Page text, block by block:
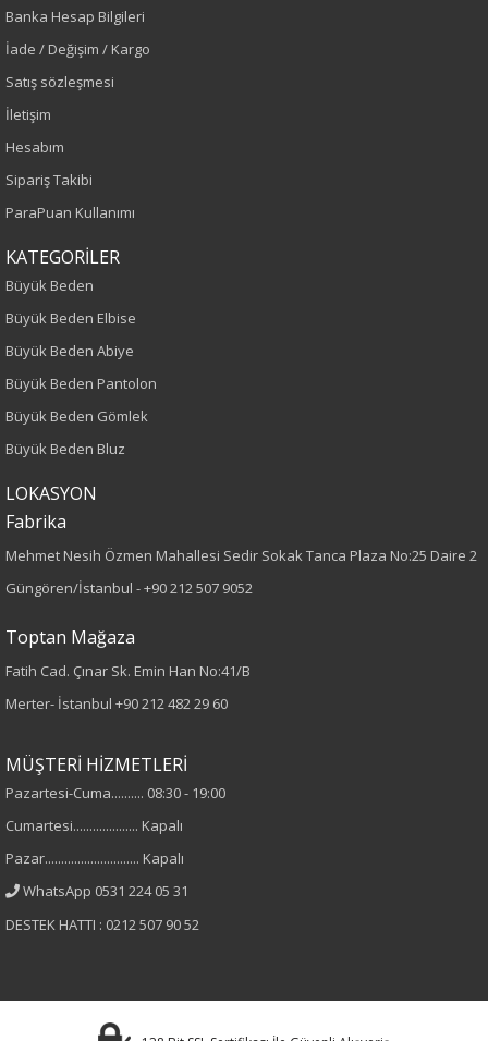
Siyah
İlkbahar-Yaz
Yaş Grubu
Yetişkin
Büyük Beden
75
Kumaş Tipi
Örme
Nakışlı
Kumaş
%95 Viskon
Yaka Tipi
V Yaka
Cinsiyet
Banka Hesap Bilgileri
İade / Değişim / Kargo
Satış sözleşmesi
İletişim
Hesabım
Sipariş Takibi
ParaPuan Kullanımı
KATEGORİLER
Büyük Beden
Büyük Beden Elbise
Büyük Beden Abiye
Büyük Beden Pantolon
Büyük Beden Gömlek
Büyük Beden Bluz
LOKASYON
Fabrika
Mehmet Nesih Özmen Mahallesi Sedir Sokak Tanca Plaza No:25 Daire 2
Güngören/İstanbul -+90 212 507 9052
Toptan Mağaza
Fatih Cad. Çınar Sk. Emin Han No:41/B
Merter- İstanbul +90 212 482 29 60
MÜŞTERİ HİZMETLERİ
Pazartesi-Cuma.......... 08:30 - 19:00
Cumartesi.................... Kapalı
Pazar............................. Kapalı
WhatsApp 0531 224 05 31
DESTEK HATTI : 0212 507 90 52